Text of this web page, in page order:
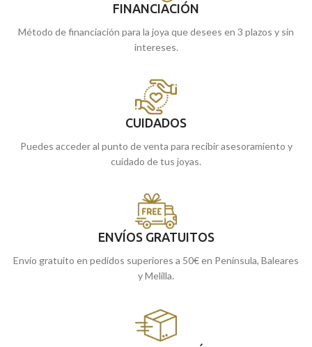
FINANCIACIÓN
Método de financiación para la joya que desees en 3 plazos y sin
intereses.
CUIDADOS
Puedes acceder al punto de venta para recibir asesoramiento y
cuidado de tus joyas.
ENVÍOS GRATUITOS
Envío gratuito en pedidos superiores a 50€ en Península, Baleares
y Melilla.